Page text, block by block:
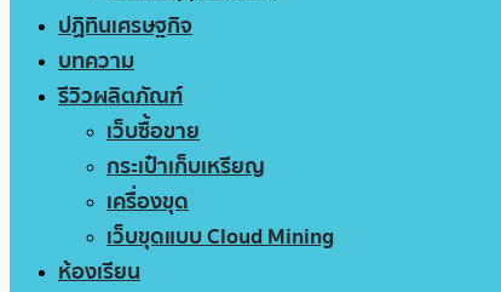
ปฏิทินเศรษฐกิจ
บทความ
รีวิวผลิตภัณฑ์
เว็บซื้อขาย
กระเป๋าเก็บเหรียญ
เครื่องขุด
เว็บขุดแบบ Cloud Mining
ห้องเรียน